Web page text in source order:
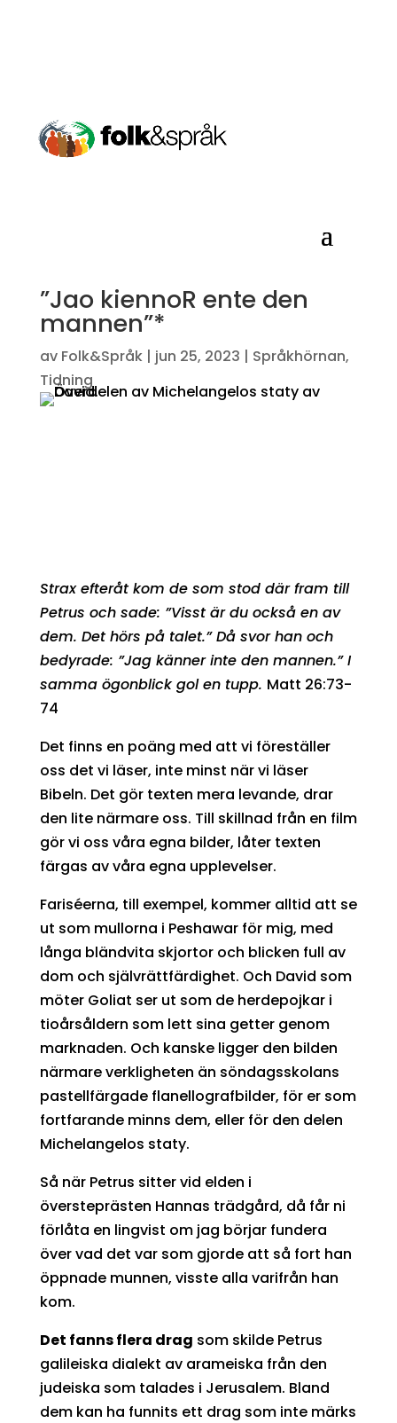
”Jao kiennoR ente den
mannen”*
av Folk&Språk| jun 25, 2023 | Språkhörnan,
Tidning
Strax efteråt kom de som stod där fram till
Petrus och sade: ”Visst är du också en av
dem. Det hörs på talet.” Då svor han och
bedyrade: ”Jag känner inte den mannen.” I
samma ögonblick gol en tupp. Matt 26:73-
74
Det finns en poäng med att vi föreställer
oss det vi läser, inte minst när vi läser
Bibeln. Det gör texten mera levande, drar
den lite närmare oss. Till skillnad från en film
gör vi oss våra egna bilder, låter texten
färgas av våra egna upplevelser.
Fariséerna, till exempel, kommer alltid att se
ut som mullorna i Peshawar för mig, med
långa bländvita skjortor och blicken full av
dom och självrättfärdighet. Och David som
möter Goliat ser ut som de herdepojkar i
tioårsåldern som lett sina getter genom
marknaden. Och kanske ligger den bilden
närmare verkligheten än söndagsskolans
pastellfärgade flanellografbilder, för er som
fortfarande minns dem, eller för den delen
Michelangelos staty.
Så när Petrus sitter vid elden i
översteprästen Hannas trädgård, då får ni
förlåta en lingvist om jag börjar fundera
över vad det var som gjorde att så fort han
öppnade munnen, visste alla varifrån han
kom.
Det fanns flera drag som skilde Petrus
galileiska dialekt av arameiska från den
judeiska som talades i Jerusalem. Bland
dem kan ha funnits ett drag som inte märks